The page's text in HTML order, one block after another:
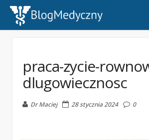
praca-zycie-
dlugowiecznosc
Dr Maciej 28 stycznia 2024 0